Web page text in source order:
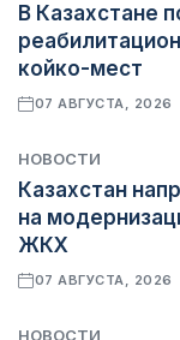
В Казахстане
койко-мест
07 АВГУСТА, 2026
НОВОСТИ
Казахстан
на
ЖКХ
07 АВГУСТА, 2026
НОВОСТИ